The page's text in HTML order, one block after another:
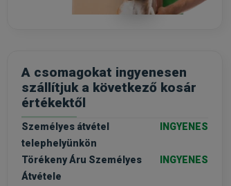
A csomagokat ingyenesen
szállítjuk a következő kosár
értékektől
Személyes átvétel
telephelyünkön
INGYENES
Törékeny Áru Személyes
Átvétele
INGYENES